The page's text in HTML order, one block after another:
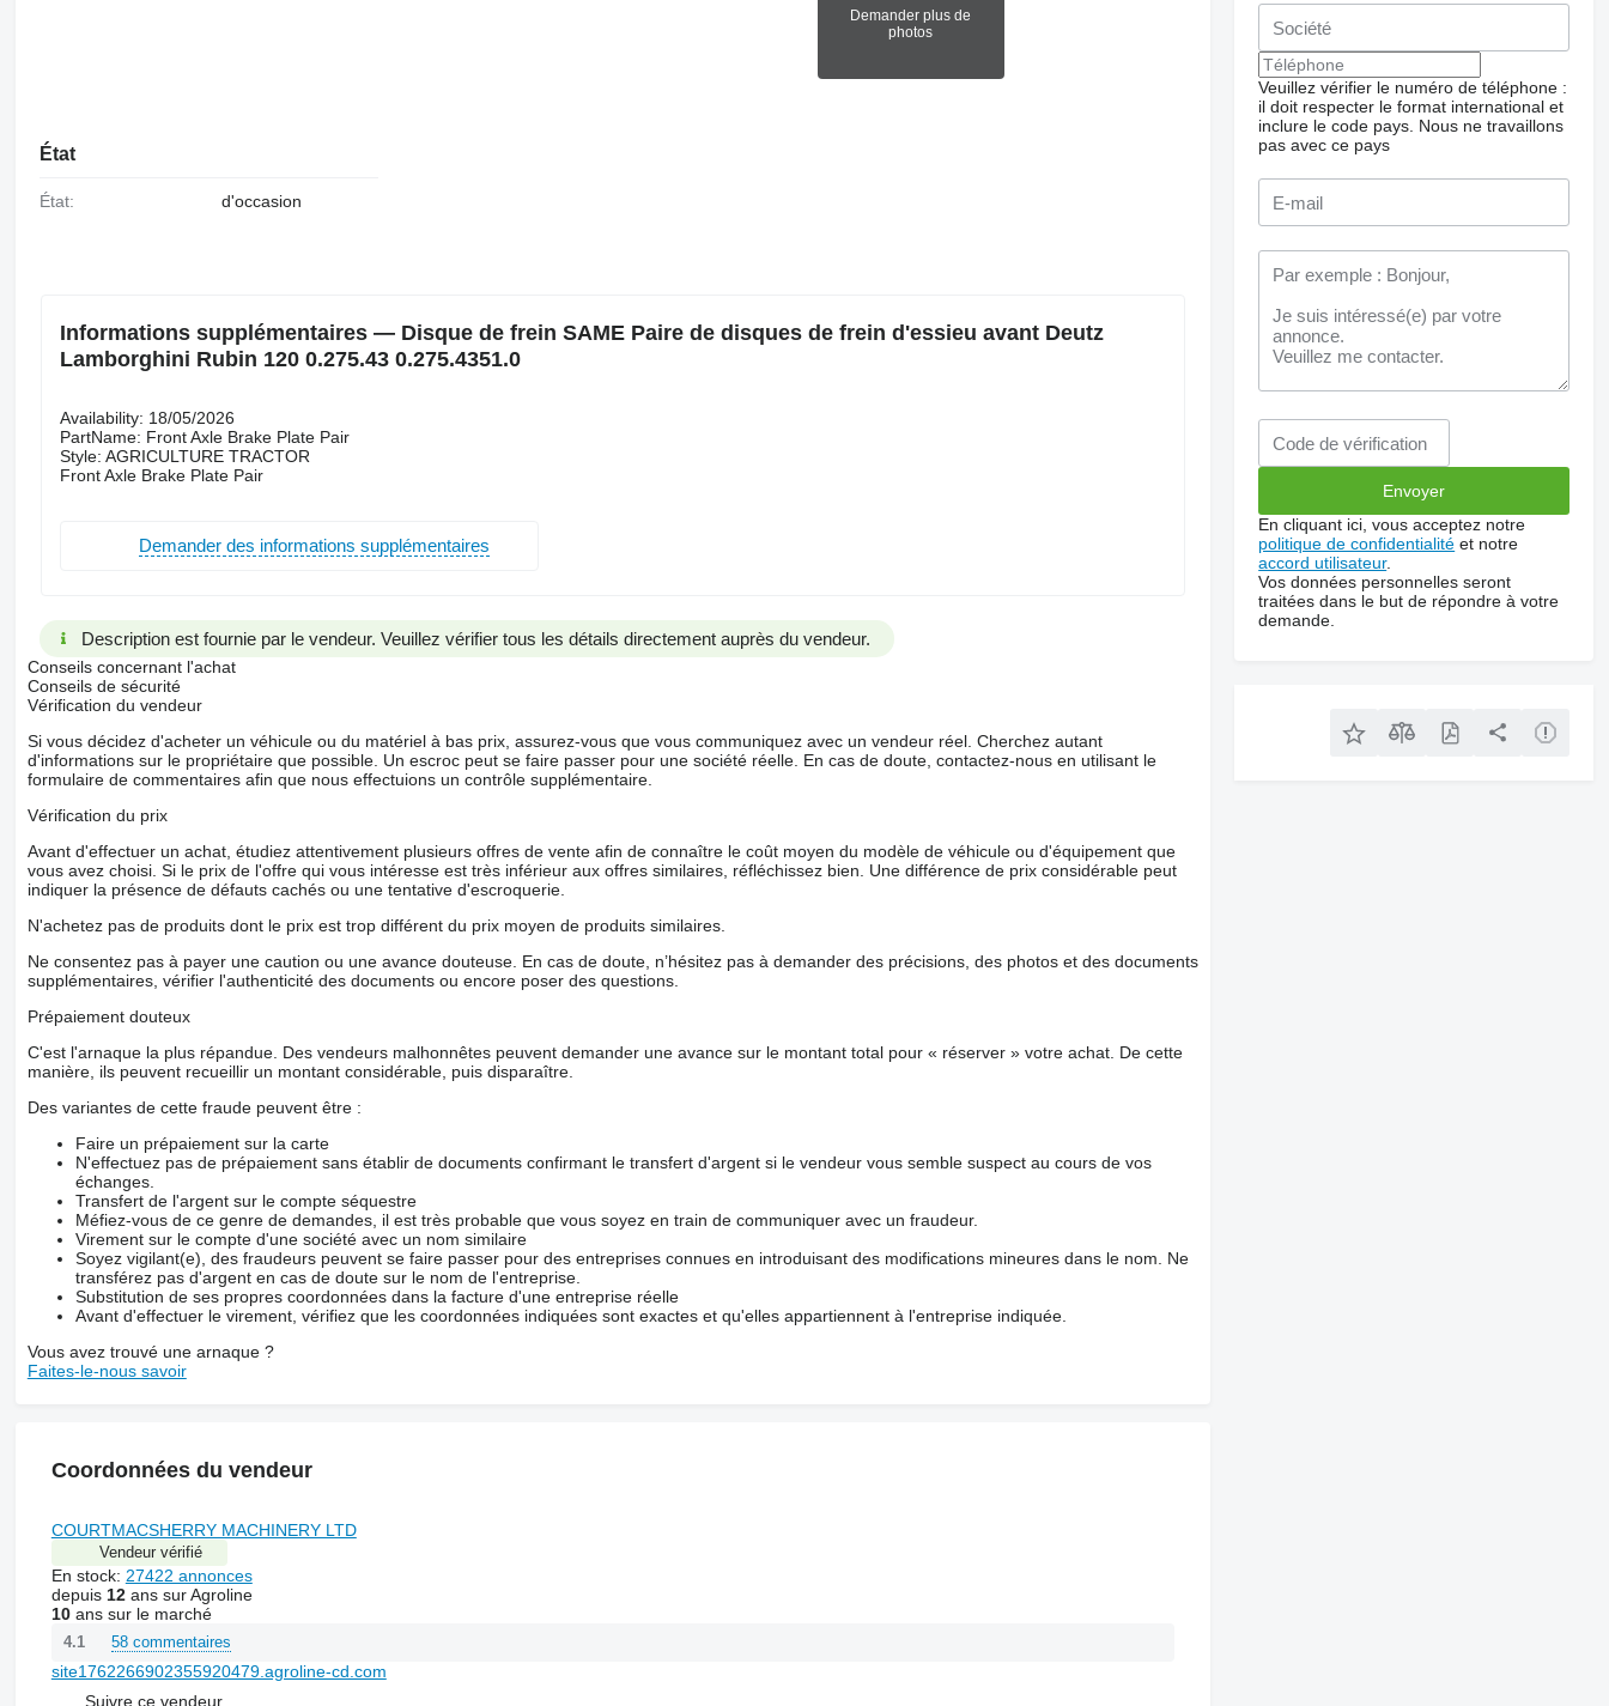
Demander plus de
photos
État
État: d'occasion
Informations supplémentaires — Disque de frein SAME Paire de disques de frein d'essieu avant Deutz
Lamborghini Rubin 120 0.275.43 0.275.4351.0
Availability: 18/05/2026
PartName: Front Axle Brake Plate Pair
Style: AGRICULTURE TRACTOR
Front Axle Brake Plate Pair
Demander des informations supplémentaires
Description est fournie par le vendeur. Veuillez vérifier tous les détails directement auprès du vendeur.
Conseils concernant l'achat
Conseils de sécurité
Vérification du vendeur
Si vous décidez d'acheter un véhicule ou du matériel à bas prix, assurez-vous que vous communiquez avec un vendeur réel. Cherchez autant
d'informations sur le propriétaire que possible. Un escroc peut se faire passer pour une société réelle. En cas de doute, contactez-nous en utilisant le
formulaire de commentaires afin que nous effectuions un contrôle supplémentaire.
Vérification du prix
Avant d'effectuer un achat, étudiez attentivement plusieurs offres de vente afin de connaître le coût moyen du modèle de véhicule ou d'équipement que
vous avez choisi. Si le prix de l'offre qui vous intéresse est très inférieur aux offres similaires, réfléchissez bien. Une différence de prix considérable peut
indiquer la présence de défauts cachés ou une tentative d'escroquerie.
N'achetez pas de produits dont le prix est trop différent du prix moyen de produits similaires.
Ne consentez pas à payer une caution ou une avance douteuse. En cas de doute, n’hésitez pas à demander des précisions, des photos et des documents
supplémentaires, vérifier l'authenticité des documents ou encore poser des questions.
Prépaiement douteux
C'est l'arnaque la plus répandue. Des vendeurs malhonnêtes peuvent demander une avance sur le montant total pour « réserver » votre achat. De cette
manière, ils peuvent recueillir un montant considérable, puis disparaître.
Des variantes de cette fraude peuvent être :
Faire un prépaiement sur la carte
N'effectuez pas de prépaiement sans établir de documents confirmant le transfert d'argent si le vendeur vous semble suspect au cours de vos
échanges.
Transfert de l'argent sur le compte séquestre
Méfiez-vous de ce genre de demandes, il est très probable que vous soyez en train de communiquer avec un fraudeur.
Virement sur le compte d'une société avec un nom similaire
Soyez vigilant(e), des fraudeurs peuvent se faire passer pour des entreprises connues en introduisant des modifications mineures dans le nom. Ne
transférez pas d'argent en cas de doute sur le nom de l'entreprise.
Substitution de ses propres coordonnées dans la facture d'une entreprise réelle
Avant d'effectuer le virement, vérifiez que les coordonnées indiquées sont exactes et qu'elles appartiennent à l'entreprise indiquée.
Vous avez trouvé une arnaque ?
Faites-le-nous savoir
Coordonnées du vendeur
COURTMACSHERRY MACHINERY LTD
Vendeur vérifié
En stock: 27422 annonces
depuis 12ans sur Agroline
10ans sur le marché
4.1 58 commentaires
site1762266902355920479.agroline-cd.com
Suivre ce vendeur
Veuillez vérifier le numéro de téléphone :
il doit respecter le format international et
inclure le code pays. Nous ne travaillons
pas avec ce pays
En cliquant ici, vous acceptez notre
politique de confidentialité et notre
accord utilisateur.
Vos données personnelles seront
traitées dans le but de répondre à votre
demande.